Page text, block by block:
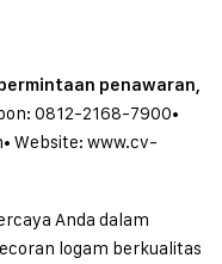
penawaran,
0812-2168-7900•
• Website: www.cv-
Anda dalam
logam berkualitas